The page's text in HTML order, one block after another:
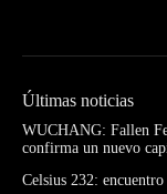
Últimas noticias
WUCHANG: Fallen
confirma un nuevo
Celsius 232: